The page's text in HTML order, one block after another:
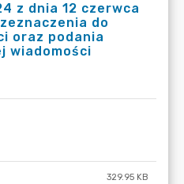
z dnia 12 czerwca
do
oraz podania
wiadomości
329.95 KB